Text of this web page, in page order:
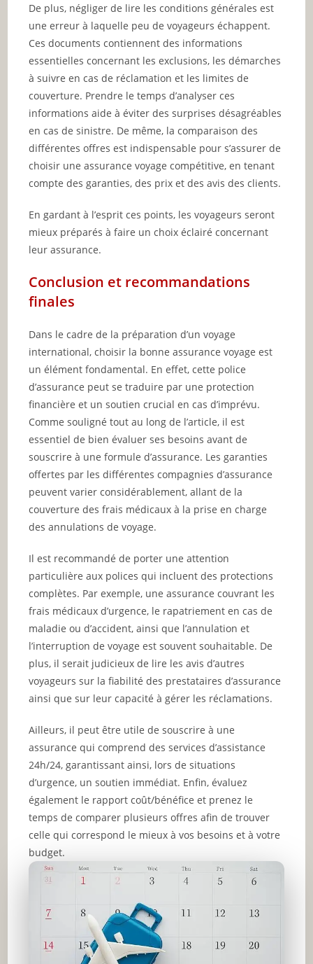
De plus, négliger de lire les conditions générales est
une erreur à laquelle peu de voyageurs échappent.
Ces documents contiennent des informations
essentielles concernant les exclusions, les démarches
à suivre en cas de réclamation et les limites de
couverture. Prendre le temps d’analyser ces
informations aide à éviter des surprises désagréables
en cas de sinistre. De même, la comparaison des
différentes offres est indispensable pour s’assurer de
choisir une assurance voyage compétitive, en tenant
compte des garanties, des prix et des avis des clients.
En gardant à l’esprit ces points, les voyageurs seront
mieux préparés à faire un choix éclairé concernant
leur assurance.
Conclusion et recommandations
finales
Dans le cadre de la préparation d’un voyage
international, choisir la bonne assurance voyage est
un élément fondamental. En effet, cette police
d’assurance peut se traduire par une protection
financière et un soutien crucial en cas d’imprévu.
Comme souligné tout au long de l’article, il est
essentiel de bien évaluer ses besoins avant de
souscrire à une formule d’assurance. Les garanties
offertes par les différentes compagnies d’assurance
peuvent varier considérablement, allant de la
couverture des frais médicaux à la prise en charge
des annulations de voyage.
Il est recommandé de porter une attention
particulière aux polices qui incluent des protections
complètes. Par exemple, une assurance couvrant les
frais médicaux d’urgence, le rapatriement en cas de
maladie ou d’accident, ainsi que l’annulation et
l’interruption de voyage est souvent souhaitable. De
plus, il serait judicieux de lire les avis d’autres
voyageurs sur la fiabilité des prestataires d’assurance
ainsi que sur leur capacité à gérer les réclamations.
Ailleurs, il peut être utile de souscrire à une
assurance qui comprend des services d’assistance
24h/24, garantissant ainsi, lors de situations
d’urgence, un soutien immédiat. Enfin, évaluez
également le rapport coût/bénéfice et prenez le
temps de comparer plusieurs offres afin de trouver
celle qui correspond le mieux à vos besoins et à votre
budget.